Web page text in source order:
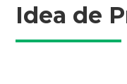
Idea de